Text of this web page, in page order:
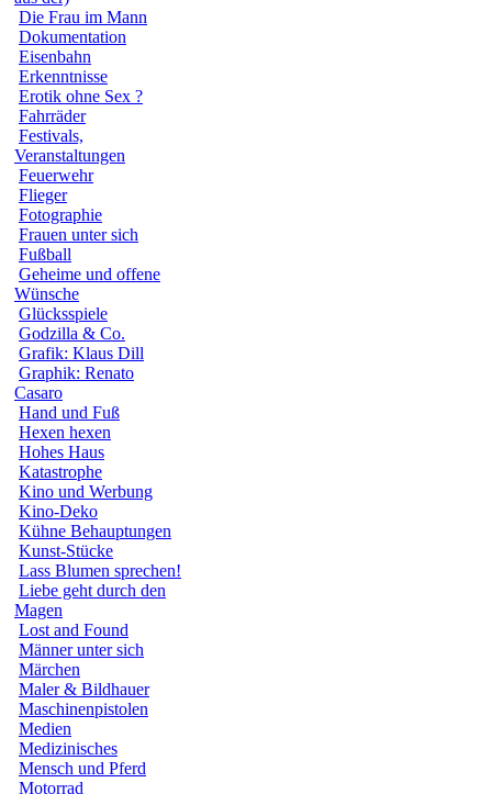
Die Frau im Mann
Dokumentation
Eisenbahn
Erkenntnisse
Erotik ohne Sex ?
Fahrräder
Festivals,
Veranstaltungen
Feuerwehr
Flieger
Fotographie
Frauen unter sich
Fußball
Geheime und offene
Wünsche
Glücksspiele
Godzilla & Co.
Grafik: Klaus Dill
Graphik: Renato
Casaro
Hand und Fuß
Hexen hexen
Hohes Haus
Katastrophe
Kino und Werbung
Kino-Deko
Kühne Behauptungen
Kunst-Stücke
Lass Blumen sprechen!
Liebe geht durch den
Magen
Lost and Found
Männer unter sich
Märchen
Maler & Bildhauer
Maschinenpistolen
Medien
Medizinisches
Mensch und Pferd
Motorrad